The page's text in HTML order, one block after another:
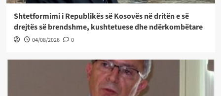
Shtetformimi i Republikës së Kosovës në dritën e së
drejtës së brendshme, kushtetuese dhe ndërkombëtare
04/08/2026 0